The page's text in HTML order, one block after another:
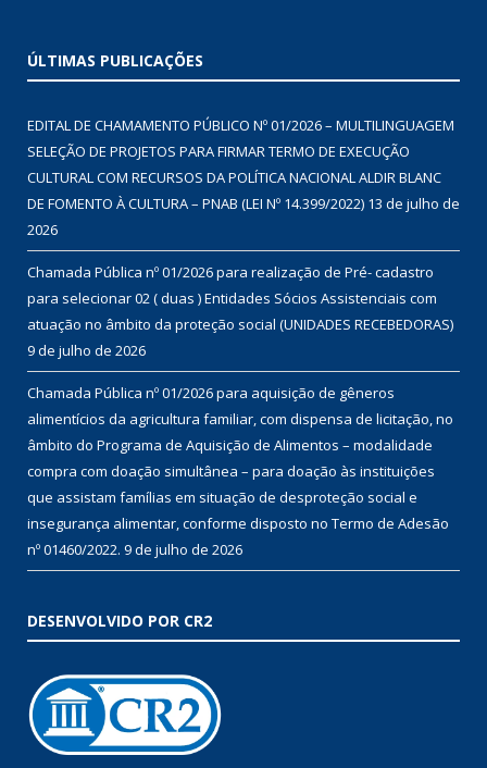
ÚLTIMAS PUBLICAÇÕES
EDITAL DE CHAMAMENTO PÚBLICO Nº 01/2026 – MULTILINGUAGEM
SELEÇÃO DE PROJETOS PARA FIRMAR TERMO DE EXECUÇÃO
CULTURAL COM RECURSOS DA POLÍTICA NACIONAL ALDIR BLANC
DE FOMENTO À CULTURA – PNAB (LEI Nº 14.399/2022) 13 de julho de
2026
Chamada Pública nº 01/2026 para realização de Pré- cadastro
para selecionar 02 ( duas ) Entidades Sócios Assistenciais com
atuação no âmbito da proteção social (UNIDADES RECEBEDORAS)
9 de julho de 2026
Chamada Pública nº 01/2026 para aquisição de gêneros
alimentícios da agricultura familiar, com dispensa de licitação, no
âmbito do Programa de Aquisição de Alimentos – modalidade
compra com doação simultânea – para doação às instituições
que assistam famílias em situação de desproteção social e
insegurança alimentar, conforme disposto no Termo de Adesão
nº 01460/2022. 9 de julho de 2026
DESENVOLVIDO POR CR2